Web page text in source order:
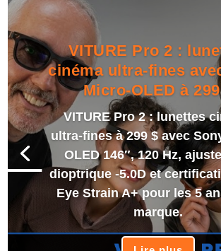
VITURE Pro 2 :
cinéma ultra-fines
Micro-OLED à
VITURE Pro 2 : lunettes
ultra-fines à 299 $ avec
OLED 146″, 120 Hz,
dioptrique -5.0D et
Eye Strain A+ pour les 5
marque.